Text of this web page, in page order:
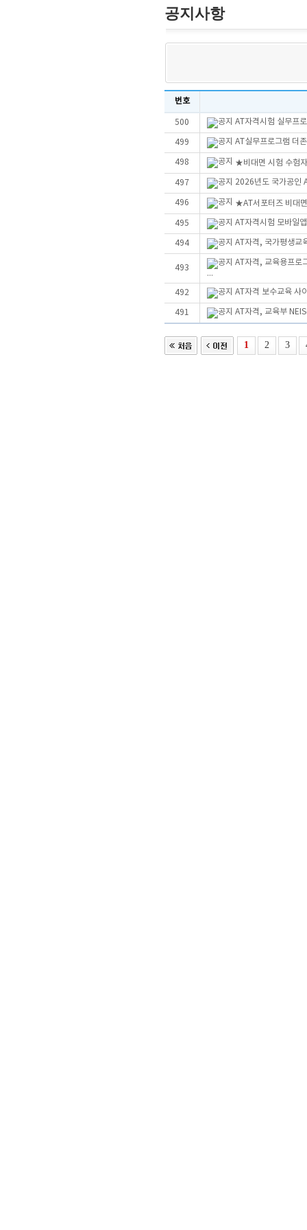
공지사항
번호
500 AT자격시험 실무프
499 AT실무프로그램 더
498 ★비대면 시험 수험
497 2026년도 국가공인
496 ★AT서포터즈 비대
495 AT자격시험 모바일
494 AT자격, 국가평생교
493
AT자격, 교육용프로
...
492 AT자격 보수교육 사
491 AT자격, 교육부
1 2 3